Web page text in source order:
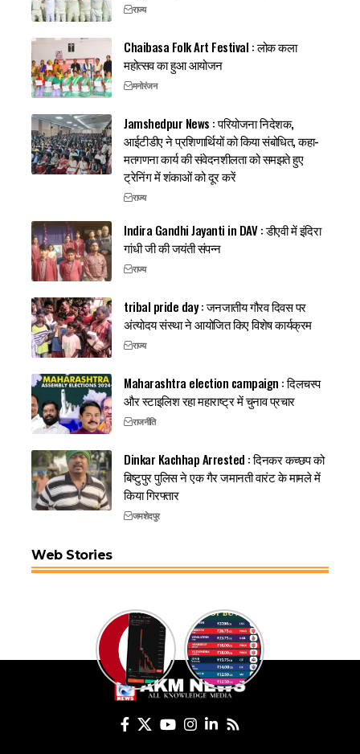
राज्य
Chaibasa Folk Art Festival : लोक कला
महोत्सव का हुआ आयोजन
मनोरंजन
Jamshedpur News : परियोजना निदेशक,
आईटीडीए ने प्रशिणार्थियों को किया संबोधित, कहा-
मतगणना कार्य की संवेदनशीलता को समझते हुए
ट्रेनिंग में शंकाओं को दूर करें
राज्य
Indira Gandhi Jayanti in DAV : डीएवी में इंदिरा
गांधी जी की जयंती संपन्न
राज्य
tribal pride day : जनजातीय गौरव दिवस पर
अंत्योदय संस्था ने आयोजित किए विशेष कार्यक्रम
राज्य
Maharashtra election campaign : दिलचस्प
और स्टाइलिश रहा महाराष्ट्र में चुनाव प्रचार
राजनीति
Dinkar Kachhap Arrested : दिनकर कच्छप को
बिष्टुपुर पुलिस ने एक गैर जमानती वारंट के मामले में
किया गिरफ्तार
जमशेदपुर
Web Stories